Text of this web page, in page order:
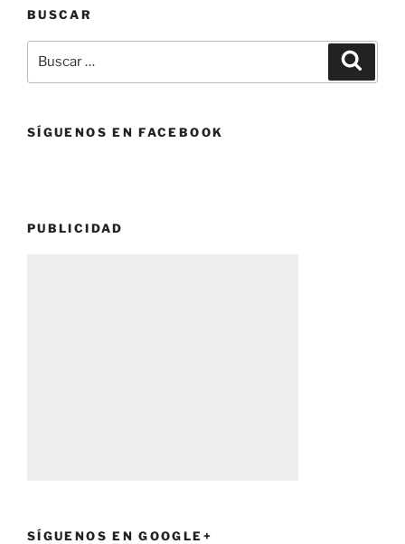
BUSCAR
por:
SÍGUENOS EN FACEBOOK
PUBLICIDAD
SÍGUENOS EN GOOGLE+